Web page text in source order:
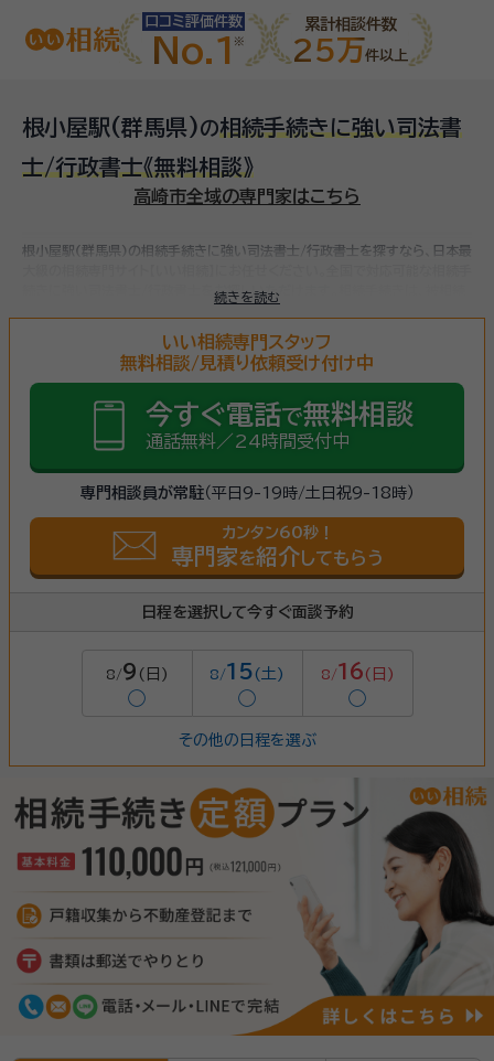
口コミ評価件数
No.1
累計相談件数
25万件以上
根小屋駅(群馬県)の相続手続きに強い司法書
士/行政書士《無料相談》
高崎市全域の専門家はこちら
続きを読む
根小屋駅(群馬県)の相続手続きに強い司法書士/行政書士を探すなら、日本最
続きに強い司法書士/行政書士をお探しいただけます。
（相続財産が基礎控除額を超えていた場合）など多岐に渡るため、相続手続き
まずは相談しましょう。
いい相続専門スタッフ
無料相談/見積り依頼受け付け中
今すぐ電話で無料相談
通話無料／24時間受付中
専門相談員が常駐（平日9-19時/土日祝9-18時）
カンタン60秒！
専門家を紹介 してもらう
日程を選択して今すぐ面談予約
8/9 (日)
◯
8/15(土)
◯
8/16 (日)
◯
その他の日程を選ぶ